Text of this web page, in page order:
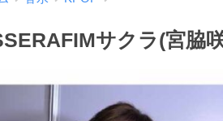
サクラ(宮脇